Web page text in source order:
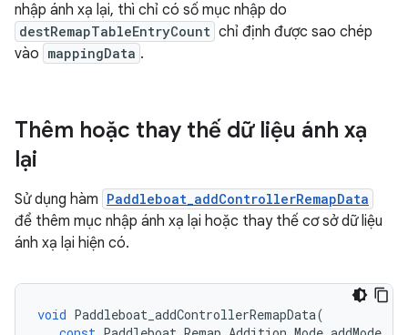
nhập ánh xạ lại, thì chỉ có số mục nhập do
destRemapTableEntryCount chỉ định được sao chép
vào mappingData .
Thêm hoặc thay thế dữ liệu ánh xạ
lại
Sử dụng hàm Paddleboat_addControllerRemapData
để thêm mục nhập ánh xạ lại hoặc thay thế cơ sở dữ liệu
ánh xạ lại hiện có.
void Paddleboat_addControllerRemapData(